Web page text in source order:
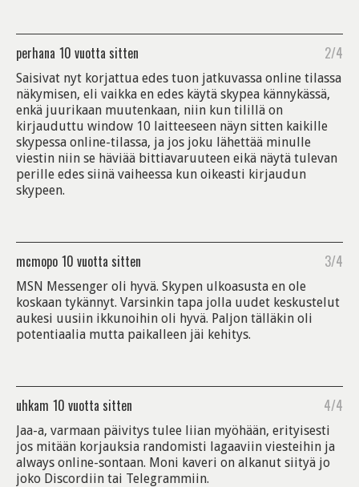
perhana 10 vuotta sitten 2/4
Saisivat nyt korjattua edes tuon jatkuvassa online tilassa
näkymisen, eli vaikka en edes käytä skypea kännykässä,
enkä juurikaan muutenkaan, niin kun tilillä on
kirjauduttu window 10 laitteeseen näyn sitten kaikille
skypessa online-tilassa, ja jos joku lähettää minulle
viestin niin se häviää bittiavaruuteen eikä näytä tulevan
perille edes siinä vaiheessa kun oikeasti kirjaudun
skypeen.
mcmopo 10 vuotta sitten 3/4
MSN Messenger oli hyvä. Skypen ulkoasusta en ole
koskaan tykännyt. Varsinkin tapa jolla uudet keskustelut
aukesi uusiin ikkunoihin oli hyvä. Paljon tälläkin oli
potentiaalia mutta paikalleen jäi kehitys.
uhkam 10 vuotta sitten 4/4
Jaa-a, varmaan päivitys tulee liian myöhään, erityisesti
jos mitään korjauksia randomisti lagaaviin viesteihin ja
always online-sontaan. Moni kaveri on alkanut siityä jo
joko Discordiin tai Telegrammiin.